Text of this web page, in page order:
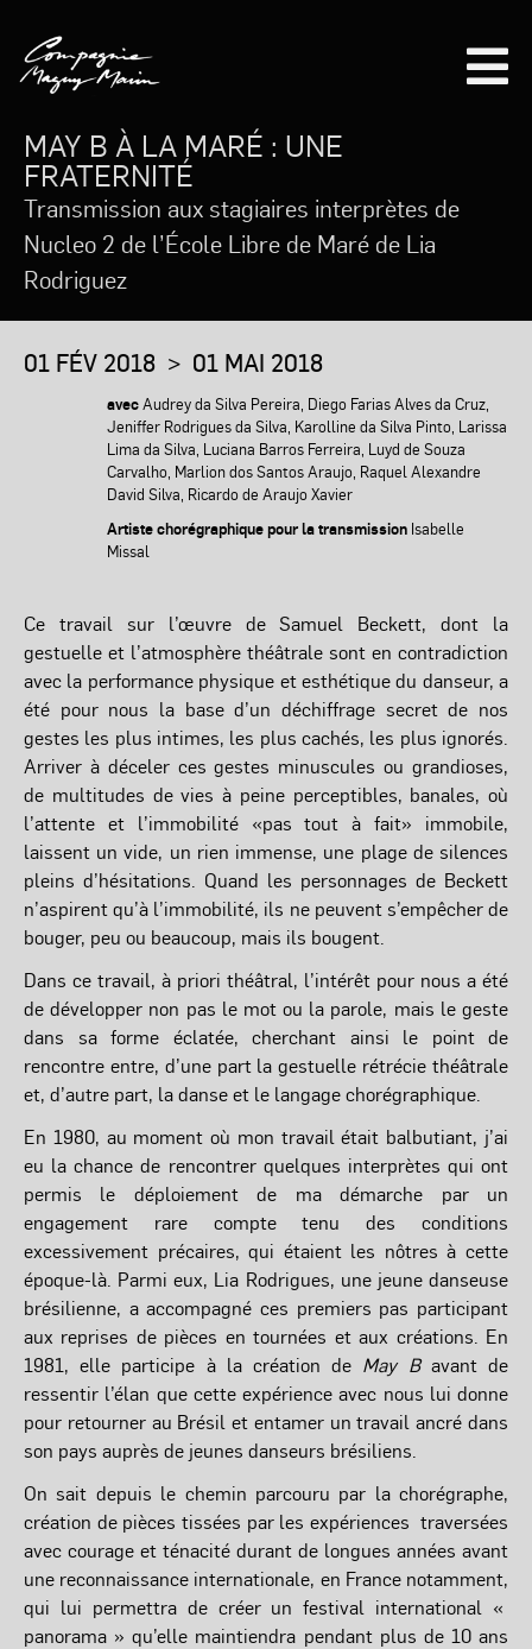
contenu
principal
MAY B À LA MARÉ : UNE
FRATERNITÉ
Transmission aux stagiaires interprètes de
Nucleo 2 de l’École Libre de Maré de Lia
Rodriguez
01 FÉV 2018 > 01 MAI 2018
avecAudrey da Silva Pereira, Diego Farias Alves da Cruz,
Jeniffer Rodrigues da Silva, Karolline da Silva Pinto, Larissa
Lima da Silva, Luciana Barros Ferreira, Luyd de Souza
Carvalho, Marlion dos Santos Araujo, Raquel Alexandre
David Silva, Ricardo de Araujo Xavier
Artiste chorégraphique pour la transmission Isabelle
Missal
Ce travail sur l’œuvre de Samuel Beckett, dont la
gestuelle et l’atmosphère théâtrale sont en contradiction
avec la performance physique et esthétique du danseur, a
été pour nous la base d’un déchiffrage secret de nos
gestes les plus intimes, les plus cachés, les plus ignorés.
Arriver à déceler ces gestes minuscules ou grandioses,
de multitudes de vies à peine perceptibles, banales, où
l’attente et l’immobilité «pas tout à fait» immobile,
laissent un vide, un rien immense, une plage de silences
pleins d’hésitations. Quand les personnages de Beckett
n’aspirent qu’à l’immobilité, ils ne peuvent s’empêcher de
bouger, peu ou beaucoup, mais ils bougent.
Dans ce travail, à priori théâtral, l’intérêt pour nous a été
de développer non pas le mot ou la parole, mais le geste
dans sa forme éclatée, cherchant ainsi le point de
rencontre entre, d’une part la gestuelle rétrécie théâtrale
et, d’autre part, la danse et le langage chorégraphique.
En 1980, au moment où mon travail était balbutiant, j’ai
eu la chance de rencontrer quelques interprètes qui ont
permis le déploiement de ma démarche par un
engagement rare compte tenu des conditions
excessivement précaires, qui étaient les nôtres à cette
époque-là. Parmi eux, Lia Rodrigues, une jeune danseuse
brésilienne, a accompagné ces premiers pas participant
aux reprises de pièces en tournées et aux créations. En
1981, elle participe à la création de May Bavant de
ressentir l’élan que cette expérience avec nous lui donne
pour retourner au Brésil et entamer un travail ancré dans
son pays auprès de jeunes danseurs brésiliens.
On sait depuis le chemin parcouru par la chorégraphe,
création de pièces tissées par les expériences traversées
avec courage et ténacité durant de longues années avant
une reconnaissance internationale, en France notamment,
qui lui permettra de créer un festival international «
panorama » qu’elle maintiendra pendant plus de 10 ans